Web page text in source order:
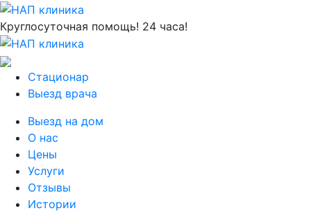
Круглосуточная помощь! 24 часа!
Стационар
Выезд врача
Выезд на дом
О нас
Цены
Услуги
Отзывы
Истории